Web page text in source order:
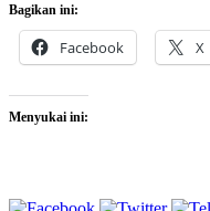
Bagikan ini:
Facebook X
Menyukai ini: